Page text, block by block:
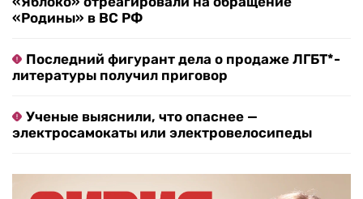
«Родины» в ВС РФ
Последний фигурант дела о продаже ЛГБТ*-
литературы получил приговор
Ученые выяснили, что опаснее —
электросамокаты или электровелосипеды